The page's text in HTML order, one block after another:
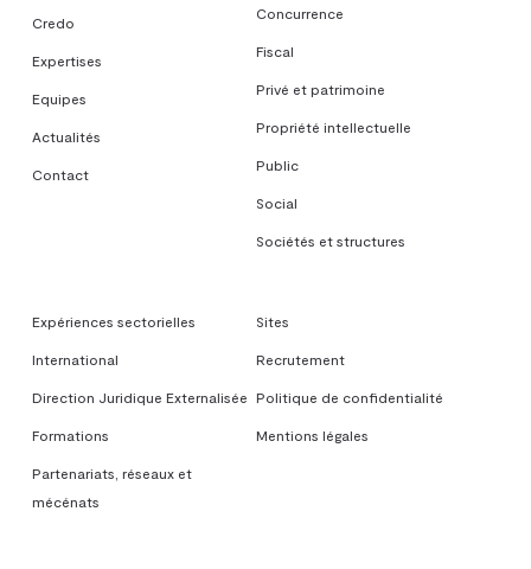
Credo
Expertises
Equipes
Actualités
Contact
Concurrence
Fiscal
Privé et patrimoine
Propriété intellectuelle
Public
Social
Sociétés et structures
Expériences sectorielles
International
Direction Juridique Externalisée
Formations
Partenariats, réseaux et
mécénats
Sites
Recrutement
Politique de confidentialité
Mentions légales